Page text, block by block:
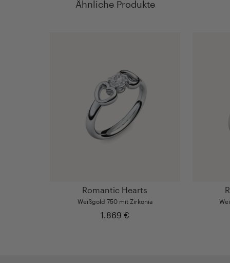
Ähnliche Produkte
Romantic Hearts
Weißgold 750 mit Zirkonia
1.869 €